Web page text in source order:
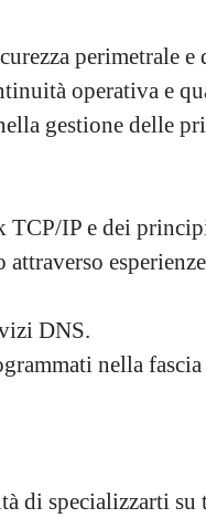
perimetrale e
operativa e
gestione delle
TCP/IP e dei
DNS.
nella
di specializzarti